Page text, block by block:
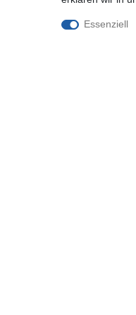
RFID-Blocker
Essenziell